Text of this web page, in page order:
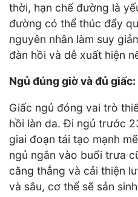
thời, hạn chế đường là
đường có thể thúc đẩy
nguyên nhân làm suy
đàn hồi và dễ xuất hiện
Ngủ đúng giờ và đủ
Giấc ngủ đóng vai trò
hồi làn da. Đi ngủ trước
giai đoạn tái tạo mạnh
ngủ ngắn vào buổi trưa
căng thẳng và cải thiện
và sâu, cơ thể sẽ sản